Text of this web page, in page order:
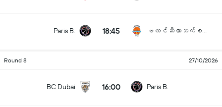
Paris B. 18:45
Round 8 27/10/2026
BC Dubai 16:00 Paris B.